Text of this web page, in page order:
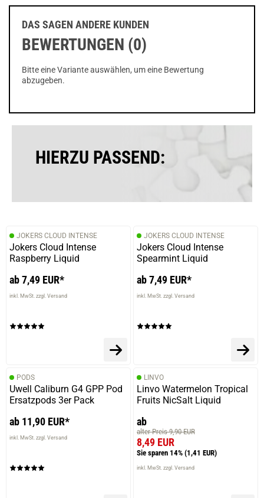
DAS SAGEN ANDERE KUNDEN
BEWERTUNGEN (0)
Bitte eine Variante auswählen, um eine Bewertung
abzugeben.
HIERZU PASSEND:
JOKERS CLOUD INTENSE
Jokers Cloud Intense
Raspberry Liquid
ab 7,49 EUR*
inkl. MwSt. zzgl. Versand
JOKERS CLOUD INTENSE
Jokers Cloud Intense
Spearmint Liquid
ab 7,49 EUR*
inkl. MwSt. zzgl. Versand
PODS
Uwell Caliburn G4 GPP Pod
Ersatzpods 3er Pack
ab 11,90 EUR*
inkl. MwSt. zzgl. Versand
LINVO
Linvo Watermelon Tropical
Fruits NicSalt Liquid
ab
alter Preis 9,90 EUR
8,49 EUR
Sie sparen 14% (1,41 EUR)
inkl. MwSt. zzgl. Versand